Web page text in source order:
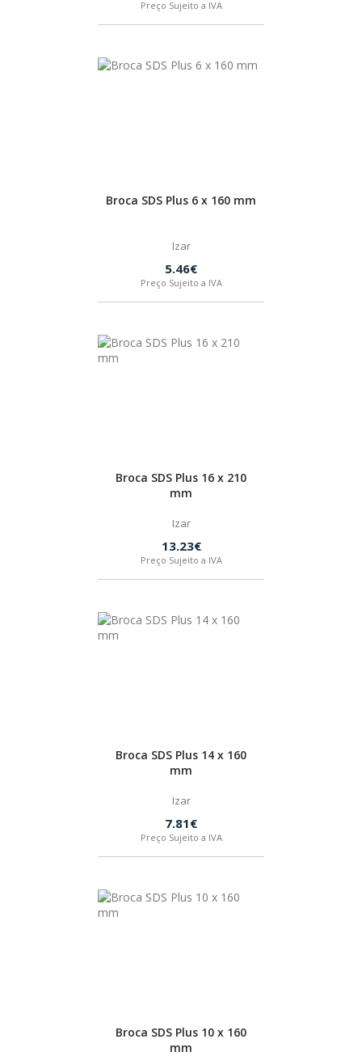
Preço Sujeito a IVA
Broca SDS Plus 6 x 160 mm
Izar
5.46€
Preço Sujeito a IVA
Broca SDS Plus 16 x 210
mm
Izar
13.23€
Preço Sujeito a IVA
Broca SDS Plus 14 x 160
mm
Izar
7.81€
Preço Sujeito a IVA
Broca SDS Plus 10 x 160
mm